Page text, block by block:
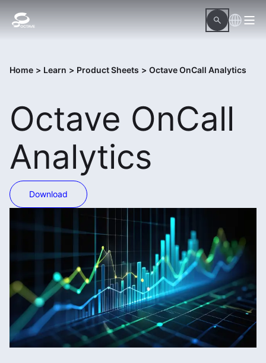
Home > Learn > Product Sheets > Octave OnCall Analytics
Octave OnCall
Analytics
Download